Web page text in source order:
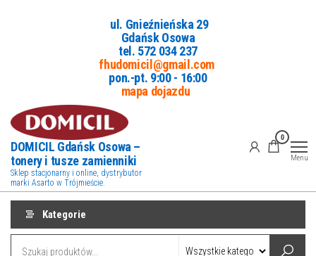
ul. Gnieźnieńska 29
Gdańsk Osowa
tel. 572 034 237
fhudomicil@gmail.com
pon.-pt. 9:00 - 16:00
mapa dojazdu
DOMICIL Gdańsk Osowa –
tonery i tusze zamienniki
Sklep stacjonarny i online, dystrybutor
marki Asarto w Trójmieście.
0
Menu
Kategorie